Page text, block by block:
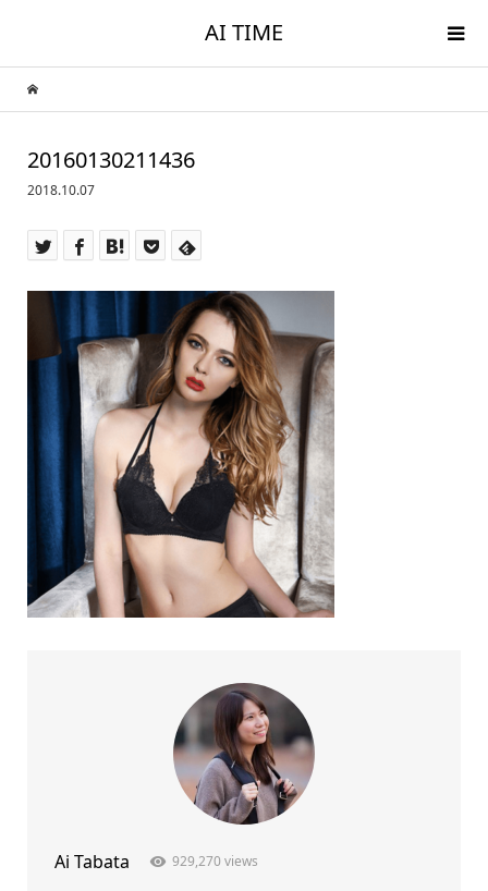
AI TIME
20160130211436
2018.10.07
Ai Tabata 929,270 views